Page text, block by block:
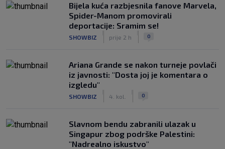
Bijela kuća razbjesnila fanove Marvela,
Spider-Manom promovirali
deportacije: Sramim se!
SHOWBIZ prije 2 h 0
Ariana Grande se nakon turneje povlači
iz javnosti: "Dosta joj je komentara o
izgledu"
SHOWBIZ 4. kol. 0
Slavnom bendu zabranili ulazak u
Singapur zbog podrške Palestini:
"Nadrealno iskustvo"